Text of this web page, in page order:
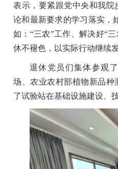
表示，要紧跟党中央和我院
论和最新要求的学习落实，
如：“三农”工作、解决好“
休不褪色，以实际行动继续
退休党员们集体参观了
场、农业农村部植物新品
了试验站在基础设施建设、